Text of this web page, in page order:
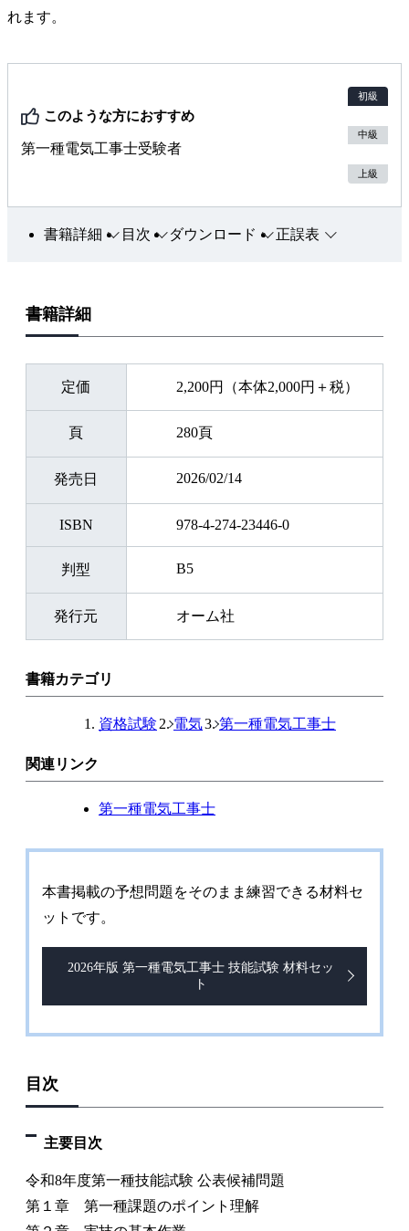
れます。
このような方におすすめ
第一種電気工事士受験者
初級
中級
上級
書籍詳細 目次 ダウンロード 正誤表
書籍詳細
定価 2,200円（本体2,000円＋税）
頁 280頁
発売日 2026/02/14
ISBN 978-4-274-23446-0
判型 B5
発行元 オーム社
書籍カテゴリ
資格試験 電気 第一種電気工事士
関連リンク
第一種電気工事士
本書掲載の予想問題をそのまま練習できる材料セ
ットです。
2026年版 第一種電気工事士 技能試験 材料セッ
ト
目次
主要目次
令和8年度第一種技能試験 公表候補問題
第１章 第一種課題のポイント理解